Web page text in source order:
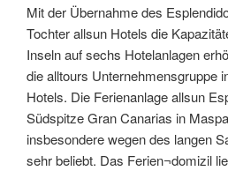
Mit der Übernahme des
Tochter allsun Hotels die
Inseln auf sechs Hotelanlagen
die alltours Unternehmensgruppe
Hotels. Die Ferienanlage allsun
Südspitze Gran Canarias in
insbesondere wegen des langen
sehr beliebt. Das Ferien¬domizil